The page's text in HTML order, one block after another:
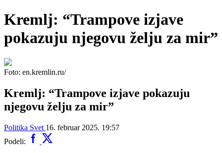
Kremlj: “Trampove izjave
pokazuju njegovu želju za mir”
Foto: en.kremlin.ru/
Kremlj: “Trampove izjave pokazuju
njegovu želju za mir”
Politika Svet 16. februar 2025. 19:57
Podeli: